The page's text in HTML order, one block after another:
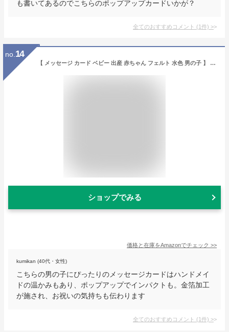
も書いてあるのでこちらのポップアップカードいかが？
全てのおすすめコメント (1件) >
no. 14
【 メッセージ カード ベビー 出産 赤ちゃん フェルト 水色 男の子 】 リーフ ワーク カンパニー グリーティング サンキュー ありがとう 大人向け ハンドメイド 手作り 封筒付き セット お祝い プレゼント ギフト おしゃれ 金箔加工 ポップアップカード ミニカード 寄せ書き 結婚式 卒業式 送別会 職場異動
ショップでみる
価格と在庫をAmazonでチェック >>
kumikan (40代・女性)
こちらの男の子にぴったりのメッセージカードはハンドメイ
ドの温かみもあり、ポップアップでインパクトも。金箔加工
が施され、お祝いの気持ちも伝わります
全てのおすすめコメント (1件) >